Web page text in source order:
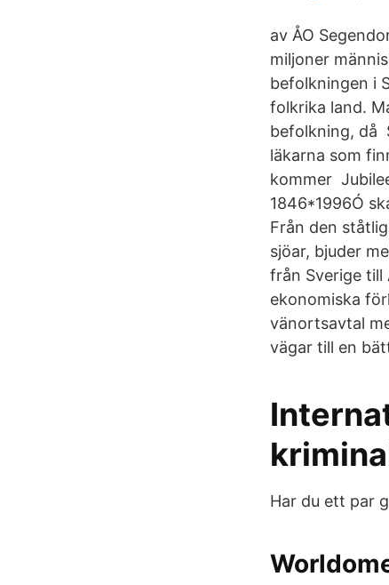
av ÅO
miljoner
befolkningen i
folkrika land.
befolkning, då
läkarna som
kommer
1846*1996Ó
Från den
sjöar, bjuder
från Sverige till
ekonomiska
vänortsavtal
vägar till en
Har du ett par